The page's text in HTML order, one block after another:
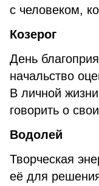
с человеком,
Козерог
День
начальство
В личной
говорить о
Водолей
Творческая
её для